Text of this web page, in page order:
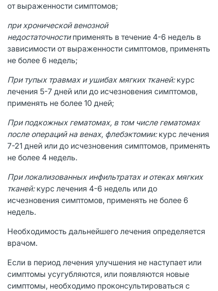
от выраженности симптомов;
при хронической венозной
недостаточностиприменять в течение 4-6 недель в
зависимости от выраженности симптомов, применять
не более 6 недель;
При тупых травмах и ушибах мягких тканей:курс
лечения 5-7 дней или до исчезновения симптомов,
применять не более 10 дней;
При подкожных гематомах, в том числе гематомах
после операций на венах, флебэктомии:курс лечения
7-21 дней или до исчезновения симптомов, применять
не более 4 недель.
При локализованных инфильтратах и отеках мягких
тканей:курс лечения 4-6 недель или до
исчезновения симптомов, применять не более 6
недель.
Необходимость дальнейшего лечения определяется
врачом.
Если в период лечения улучшения не наступает или
симптомы усугубляются, или появляются новые
симптомы, необходимо проконсультироваться с